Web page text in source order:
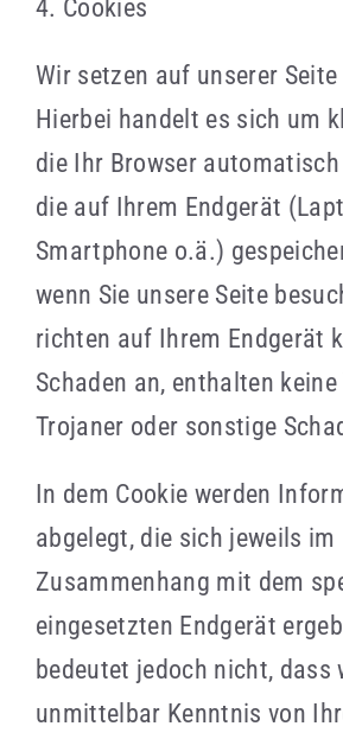
4. Cookies
Wir setzen auf unserer Seite
Hierbei handelt es sich um
die Ihr Browser
die auf Ihrem Endgerät
Smartphone o.ä.)
wenn Sie unsere Seite
richten auf Ihrem Endgerät
Schaden an, enthalten keine
Trojaner oder sonstige
In dem Cookie werden
abgelegt, die sich jeweils im
Zusammenhang mit dem
eingesetzten Endgerät
bedeutet jedoch nicht, dass
unmittelbar Kenntnis von